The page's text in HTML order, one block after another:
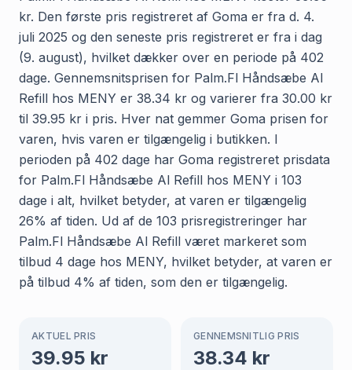
kr. Den første pris registreret af Goma er fra d. 4.
juli 2025 og den seneste pris registreret er fra i dag
(9. august), hvilket dækker over en periode på 402
dage. Gennemsnitsprisen for Palm.Fl Håndsæbe Al
Refill hos MENY er 38.34 kr og varierer fra 30.00 kr
til 39.95 kr i pris. Hver nat gemmer Goma prisen for
varen, hvis varen er tilgængelig i butikken. I
perioden på 402 dage har Goma registreret prisdata
for Palm.Fl Håndsæbe Al Refill hos MENY i 103
dage i alt, hvilket betyder, at varen er tilgængelig
26% af tiden. Ud af de 103 prisregistreringer har
Palm.Fl Håndsæbe Al Refill været markeret som
tilbud 4 dage hos MENY, hvilket betyder, at varen er
på tilbud 4% af tiden, som den er tilgængelig.
AKTUEL PRIS
39.95 kr
GENNEMSNITLIG PRIS
38.34 kr